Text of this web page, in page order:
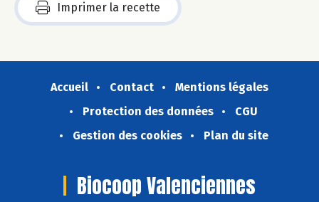
Imprimer la recette
Accueil Contact
Mentions légales
Protection des données
CGU
Gestion des cookies
Plan du site
Biocoop Valenciennes